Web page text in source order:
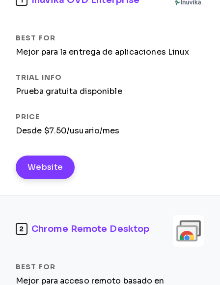
Mejor para la entrega de aplicaciones Linux
Prueba gratuita disponible
Desde $7.50/usuario/mes
Website
2 Chrome Remote Desktop
Mejor para acceso remoto basado en